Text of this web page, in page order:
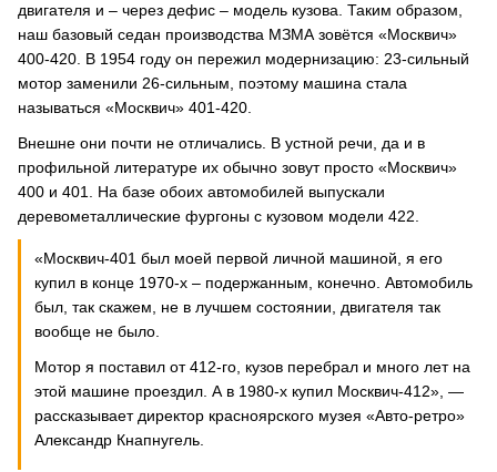
двигателя и – через дефис – модель кузова. Таким образом,
наш базовый седан производства МЗМА зовётся «Москвич»
400-420. В 1954 году он пережил модернизацию: 23-сильный
мотор заменили 26-сильным, поэтому машина стала
называться «Москвич» 401-420.
Внешне они почти не отличались. В устной речи, да и в
профильной литературе их обычно зовут просто «Москвич»
400 и 401. На базе обоих автомобилей выпускали
деревометаллические фургоны с кузовом модели 422.
«Москвич-401 был моей первой личной машиной, я его
купил в конце 1970-х – подержанным, конечно. Автомобиль
был, так скажем, не в лучшем состоянии, двигателя так
вообще не было.
Мотор я поставил от 412-го, кузов перебрал и много лет на
этой машине проездил. А в 1980-х купил Москвич-412», —
рассказывает директор красноярского музея «Авто-ретро»
Александр Кнапнугель.